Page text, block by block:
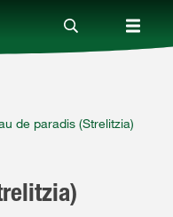
de paradis (Strelitzia)